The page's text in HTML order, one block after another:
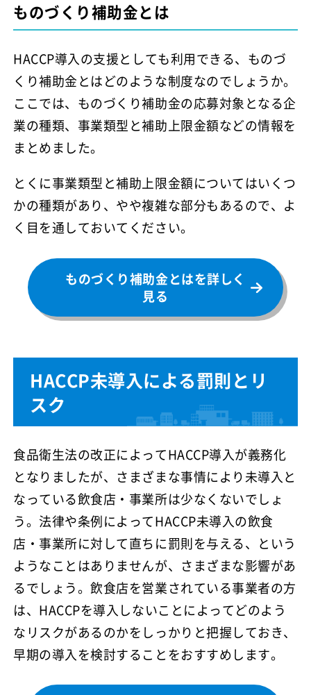
ものづくり補助金とは
HACCP導入の支援としても利用できる、ものづ
くり補助金とはどのような制度なのでしょうか。
ここでは、ものづくり補助金の応募対象となる企
業の種類、事業類型と補助上限金額などの情報を
まとめました。
とくに事業類型と補助上限金額についてはいくつ
かの種類があり、やや複雑な部分もあるので、よ
く目を通しておいてください。
ものづくり補助金とはを詳しく
見る
HACCP未導入による罰則とリ
スク
食品衛生法の改正によってHACCP導入が義務化
となりましたが、さまざまな事情により未導入と
なっている飲食店・事業所は少なくないでしょ
う。法律や条例によってHACCP未導入の飲食
店・事業所に対して直ちに罰則を与える、という
ようなことはありませんが、さまざまな影響があ
るでしょう。飲食店を営業されている事業者の方
は、HACCPを導入しないことによってどのよう
なリスクがあるのかをしっかりと把握しておき、
早期の導入を検討することをおすすめします。